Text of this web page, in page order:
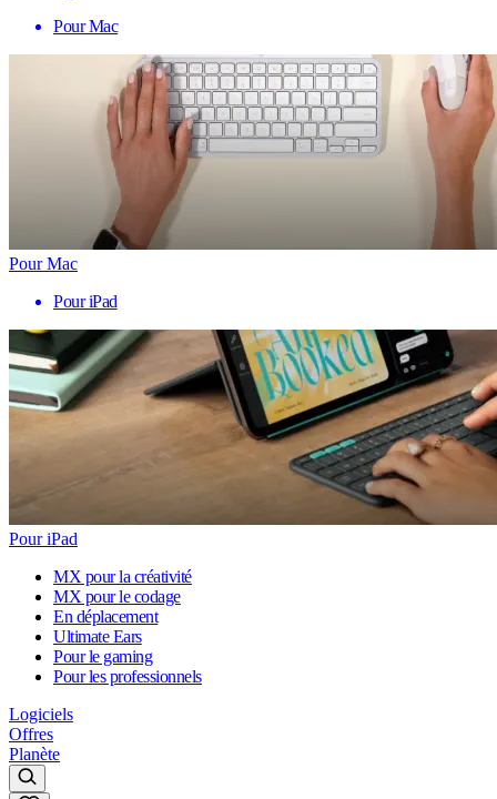
Pour Mac
Pour Mac
Pour iPad
Pour iPad
MX pour la créativité
MX pour le codage
En déplacement
Ultimate Ears
Pour le gaming
Pour les professionnels
Logiciels
Offres
Planète